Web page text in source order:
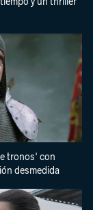
tronos' con
desmedida